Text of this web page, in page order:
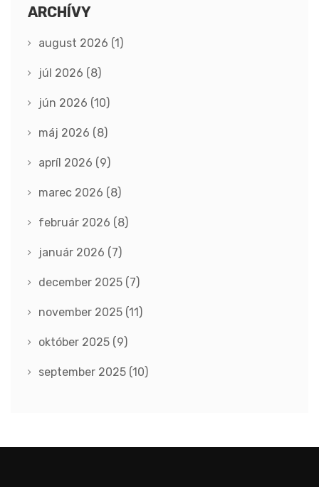
ARCHÍVY
august 2026 (1)
júl 2026 (8)
jún 2026 (10)
máj 2026 (8)
apríl 2026 (9)
marec 2026 (8)
február 2026 (8)
január 2026 (7)
december 2025 (7)
november 2025 (11)
október 2025 (9)
september 2025 (10)